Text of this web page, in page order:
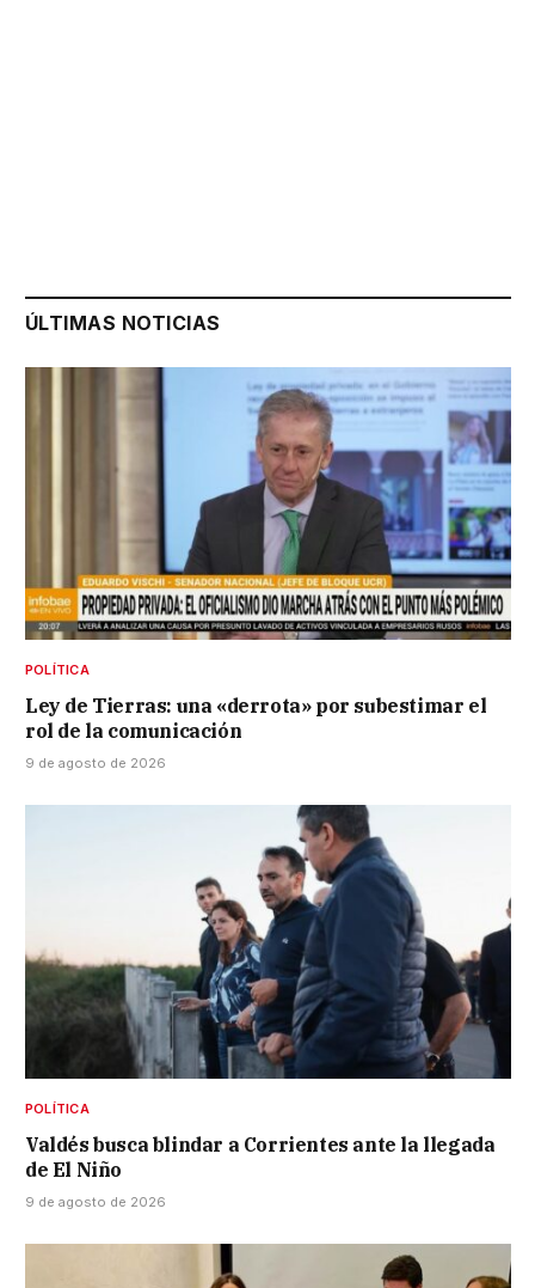
ÚLTIMAS NOTICIAS
POLÍTICA
Ley de Tierras: una «derrota» por subestimar el
rol de la comunicación
9 de agosto de 2026
POLÍTICA
Valdés busca blindar a Corrientes ante la llegada
de El Niño
9 de agosto de 2026